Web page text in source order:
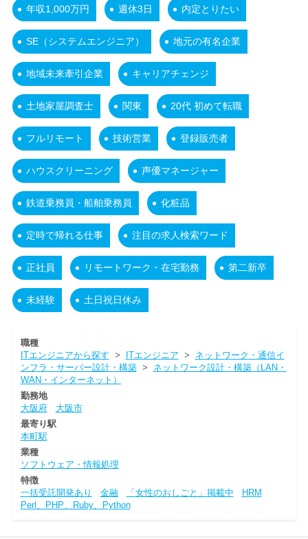
年収1,000万円 週休3日 内定とりたい
SE（システムエンジニア） 地元の有名企業
地域未来牽引企業 キャリアチェンジ
土地家屋調査士 関東 20代 初めて転職
フルリモート 技術営業 登録販売者
ハウスクリーニング 声優マネージャー
鉄道乗務員・船舶乗務員 化粧品
定時で帰れる仕事 注目の求人検索ワード
正社員 リモートワーク・在宅勤務 第二新卒
未経験 土日祝日休み
職種
ITエンジニアから探す > ITエンジニア > ネットワーク・通信イ
ンフラ・サーバー設計・構築> ネットワーク設計・構築（LAN・
WAN・インターネット）
勤務地
大阪府
大阪市
最寄り駅
本町駅
業種
ソフトウェア・情報処理
特徴
一括受託開発あり
金融 「女性のおしごと」掲載中
HRM
Perl、PHP、Ruby、Python